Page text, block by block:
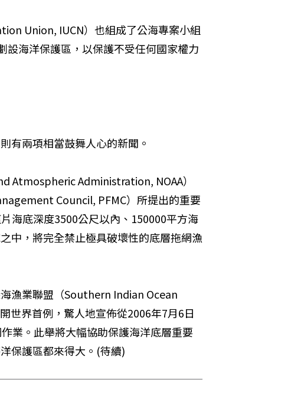
Union, IUCN）也組成了公海專案小組
設海洋保護區，以保護不受任何國家權力
有兩項相當鼓舞人心的新聞。
Atmospheric Administration, NOAA）
Council, PFMC）所提出的重要
海底深度3500公尺以內、150000平方海
中，將完全禁止極具破壞性的底層拖網漁
漁業聯盟（Southern Indian Ocean
世界首例，驚人地宣佈從2006年7月6日
業。此舉將大幅協助保護海洋底層重要
保護區都來得大。(待續)